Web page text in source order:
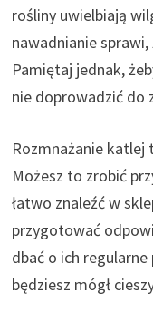
rośliny uwielbiają
nawadnianie
Pamiętaj jednak,
nie doprowadzić do
Rozmnażanie katlej
Możesz to zrobić
łatwo znaleźć w
przygotować
dbać o ich
będziesz mógł